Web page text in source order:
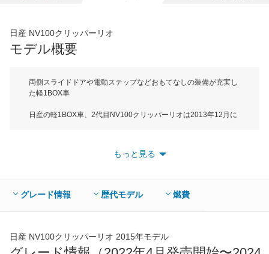
*当該価格は車種別の価格となります。
日産 NV100クリッパーリオ
モデル概要
両側スライドドアや電動ステップなどおもてなしの装備が充実し
た軽1BOX車
日産の軽1BOX車、2代目NV100クリッパーリオは2013年12月に
3395mm、全高が1795mm（ハイルーフ車は1880mm）でAセグ
ンキーなどで操作可能な両側オートスライドドアの採用や左側の
オートスライドドアの開閉に連動して作動する電動オートステッ
だ。グレードは2WD、4WD車ともに3グレードを設定。売れ筋は
2WD車のハイルーフのG。
もっと見る
グレード情報 歴代モデル 燃費
日産 NV100クリッパーリオ 2015年モデル